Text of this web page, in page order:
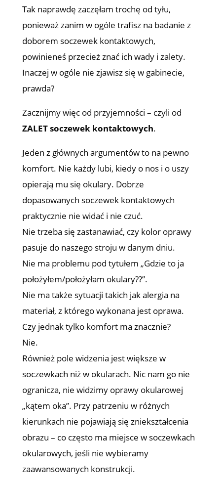
Tak naprawdę zaczęłam trochę od tyłu,
ponieważ zanim w ogóle trafisz na badanie z
doborem soczewek kontaktowych,
powinieneś przecież znać ich wady i zalety.
Inaczej w ogóle nie zjawisz się w gabinecie,
prawda?
Zacznijmy więc od przyjemności – czyli od
ZALET soczewek kontaktowych.
Jeden z głównych argumentów to na pewno
komfort. Nie każdy lubi, kiedy o nos i o uszy
opierają mu się okulary. Dobrze
dopasowanych soczewek kontaktowych
praktycznie nie widać i nie czuć.
Nie trzeba się zastanawiać, czy kolor oprawy
pasuje do naszego stroju w danym dniu.
Nie ma problemu pod tytułem „Gdzie to ja
położyłem/położyłam okulary??”.
Nie ma także sytuacji takich jak alergia na
materiał, z którego wykonana jest oprawa.
Czy jednak tylko komfort ma znacznie?
Nie.
Również pole widzenia jest większe w
soczewkach niż w okularach. Nic nam go nie
ogranicza, nie widzimy oprawy okularowej
„kątem oka”. Przy patrzeniu w różnych
kierunkach nie pojawiają się zniekształcenia
obrazu – co często ma miejsce w soczewkach
okularowych, jeśli nie wybieramy
zaawansowanych konstrukcji.